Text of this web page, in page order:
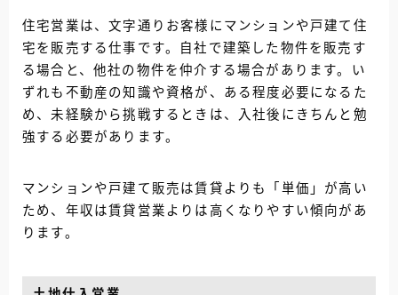
住宅営業は、文字通りお客様にマンションや戸建て住
宅を販売する仕事です。自社で建築した物件を販売す
る場合と、他社の物件を仲介する場合があります。い
ずれも不動産の知識や資格が、ある程度必要になるた
め、未経験から挑戦するときは、入社後にきちんと勉
強する必要があります。
マンションや戸建て販売は賃貸よりも「単価」が高い
ため、年収は賃貸営業よりは高くなりやすい傾向があ
ります。